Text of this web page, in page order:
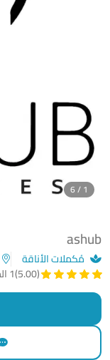
ashub
مُكملات الأناقة
(5.00)
1 المراجعات
1 / 6